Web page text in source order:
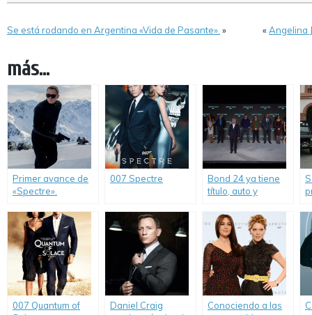
Se está rodando en Argentina «Vida de Pasante». » «Angelina
más...
Primer avance de
«Spectre».
007 Spectre
Bond 24 ya tiene
título, auto y
confirmado.
007 Quantum of
Daniel Craig
Conociendo a las